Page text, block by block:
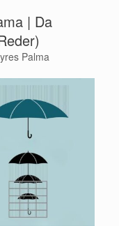
| Da
Palma